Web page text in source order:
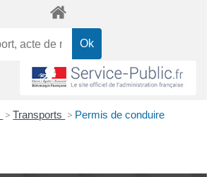
> Transports > Permis de conduire